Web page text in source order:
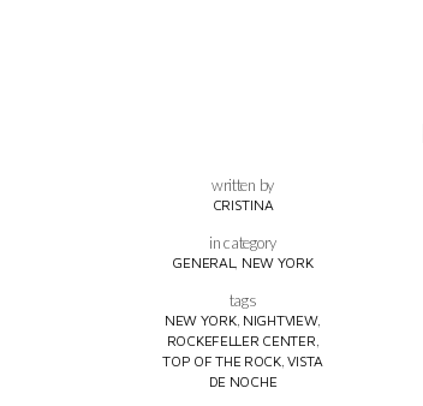
written by
CRISTINA
in category
GENERAL NEW YORK
tags
NEW YORK, NIGHTVIEW,
ROCKEFELLER CENTER
TOP OF THE ROCK,VISTA
DE NOCHE